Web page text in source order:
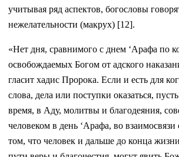
учитывая ряд аспектов, богословы
нежелательности (макрух) [12].
«Нет дня, сравнимого с днем ‘Арафа по
освобождаемых Богом от адского
гласит хадис Пророка. Если и есть для
слова, дела или поступки оказаться,
время, в Аду, молитвы и благодеяния,
человеком в день ‘Арафа, во
том, что человек и дальше до конца жизни